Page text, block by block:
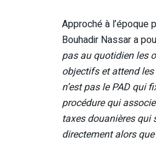
Approché à l’époque
Bouhadir Nassar a
pas au quotidien les
objectifs et attend les
n’est pas le PAD qui
procédure qui
taxes douanières qui
directement alors